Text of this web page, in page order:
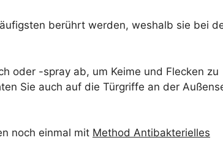
berührt werden, weshalb sie bei
oder -spray ab, um Keime und Flecken zu
Sie auch auf die Türgriffe an der
noch einmal mit Method Antibakterielles